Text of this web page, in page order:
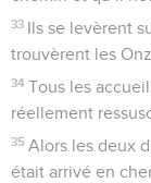
33 Ils se levèrent
trouvèrent les
34 Tous les
réellement
35 Alors les deux
était arrivé en